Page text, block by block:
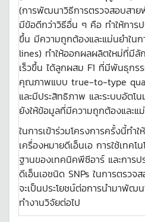
(การพัฒนาวิธีการตรวจสอบสา
มีข้อดีกว่าวิธีอื่น ๆ คือ ทำให้การ
ขึ้น มีความถูกต้องและแม่นยำใน
lines) ทำให้ออกผลผลิตใหม่ที่มี
เร็วขึ้น ได้ลูกผสม F1 ที่มีพันธุกร
คุณภาพแบบ true-to-type
และมีประสิทธิภาพ และระบบอัต
ยังให้ข้อมูลที่มีความถูกต้องและแ
ในการเข้าร่วมโครงการครั้งนี้ทำ
เครื่องหมายดีเอ็นเอ การใช้เทค
ฐานของเทคนิคพีซีอาร์ และการป
ดีเอ็นเอชนิด SNPs ในการตรว
จะเป็นประโยชน์ต่อการนำมาพัฒ
ทำงานวิจัยต่อไป